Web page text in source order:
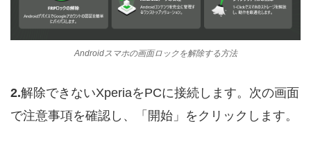
Androidスマホの画面ロックを解除する方法
2.解除できないXperiaをPCに接続します。次の画面
で注意事項を確認し、「開始」をクリックします。